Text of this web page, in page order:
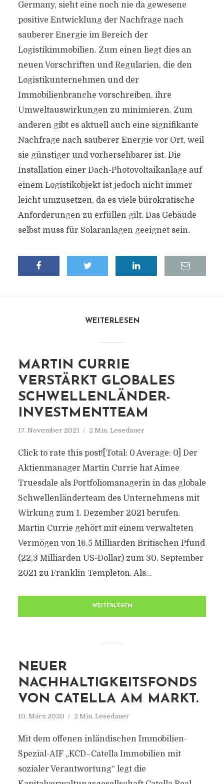
Germany, sieht eine noch nie da gewesene
positive Entwicklung der Nachfrage nach
sauberer Energie im Bereich der
Logistikimmobilien. Zum einen liegt dies an
neuen Vorschriften und Regularien, die den
Logistikunternehmen und der
Immobilienbranche vorschreiben, ihre
Umweltauswirkungen zu minimieren. Zum
anderen gibt es aktuell auch eine signifikante
Nachfrage nach sauberer Energie vor Ort, weil
sie günstiger und vorhersehbarer ist. Die
Installation einer Dach-Photovoltaikanlage auf
einem Logistikobjekt ist jedoch nicht immer
leicht umzusetzen, da es viele bürokratische
Anforderungen zu erfüllen gilt. Das Gebäude
selbst muss für Solaranlagen geeignet sein.
WEITERLESEN
MARTIN CURRIE
VERSTÄRKT GLOBALES
SCHWELLENLÄNDER-
INVESTMENTTEAM
17. November 2021 2 Min. Lesedauer
Click to rate this post![Total: 0 Average: 0] Der
Aktienmanager Martin Currie hat Aimee
Truesdale als Portfoliomanagerin in das globale
Schwellenländerteam des Unternehmens mit
Wirkung zum 1. Dezember 2021 berufen.
Martin Currie gehört mit einem verwalteten
Vermögen von 16,5 Milliarden Britischen Pfund
(22,3 Milliarden US-Dollar) zum 30. September
2021 zu Franklin Templeton. Als...
WEITERLESEN
NEUER
NACHHALTIGKEITSFONDS
VON CATELLA AM MARKT.
10. März 2020 2 Min. Lesedauer
Mit dem offenen inländischen Immobilien-
Spezial-AIF „KCD–Catella Immobilien mit
sozialer Verantwortung“ legt die